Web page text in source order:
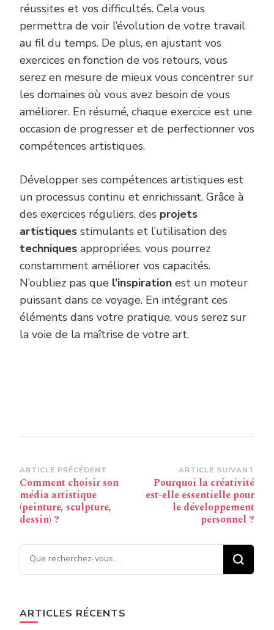
réussites et vos difficultés. Cela vous
permettra de voir l’évolution de votre travail
au fil du temps. De plus, en ajustant vos
exercices en fonction de vos retours, vous
serez en mesure de mieux vous concentrer sur
les domaines où vous avez besoin de vous
améliorer. En résumé, chaque exercice est une
occasion de progresser et de perfectionner vos
compétences artistiques.
Développer ses compétences artistiques est
un processus continu et enrichissant. Grâce à
des exercices réguliers, des projets
artistiques stimulants et l’utilisation des
techniques appropriées, vous pourrez
constamment améliorer vos capacités.
N’oubliez pas que l’inspiration est un moteur
puissant dans ce voyage. En intégrant ces
éléments dans votre pratique, vous serez sur
la voie de la maîtrise de votre art.
Navigation
d’article
ARTICLE PRÉCÉDENT
Comment choisir son
média artistique
(peinture, sculpture,
dessin) ?
ARTICLE SUIVANT
Pourquoi la créativité
est-elle essentielle pour
le développement
personnel ?
Vous recherchiez quelque
chose ?
ARTICLES RÉCENTS